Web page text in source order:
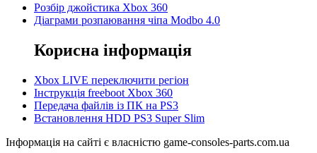
Розбір джойстика Xbox 360
Діаграми розпаювання чіпа Modbo 4.0
Корисна інформація
Xbox LIVE переключити регіон
Інструкція freeboot Xbox 360
Передача файлів із ПК на PS3
Встановлення HDD PS3 Super Slim
Інформація на сайті є власністю game-consoles-parts.com.ua